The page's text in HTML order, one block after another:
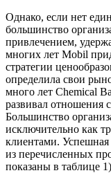
Однако, если нет
большинство
привлечением,
многих лет Mobil
стратегии
определила свои
много лет Chemical
развивал отношения
Большинство
исключительно как
клиентами. Успешная
из перечисленных
показаны в таблице